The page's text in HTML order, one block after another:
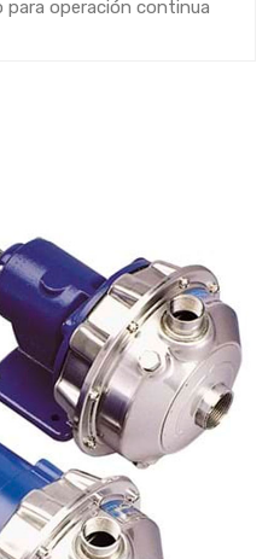
para operación continua